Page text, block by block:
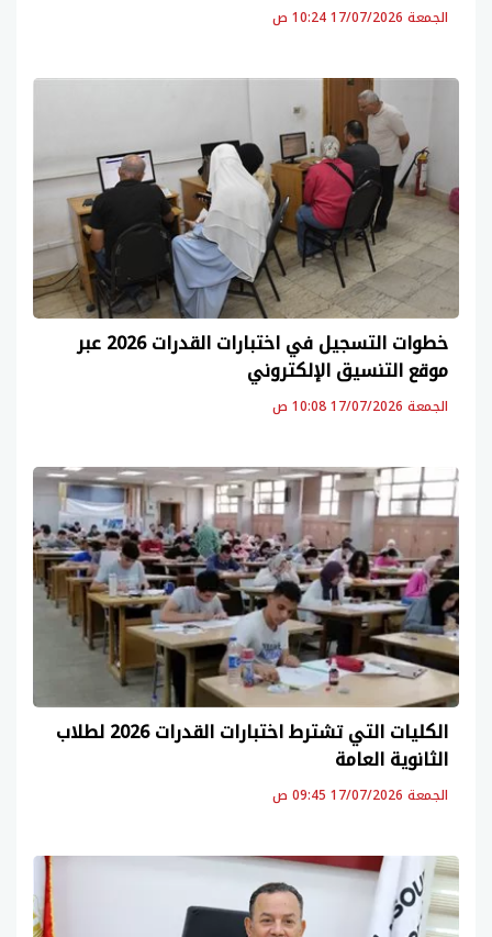
الجمعة 17/07/2026 10:24 ص
خطوات التسجيل في اختبارات القدرات 2026 عبر
موقع التنسيق الإلكتروني
الجمعة 17/07/2026 10:08 ص
الكليات التي تشترط اختبارات القدرات 2026 لطلاب
الثانوية العامة
الجمعة 17/07/2026 09:45 ص